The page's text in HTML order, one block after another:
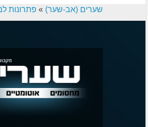
שערים (אב-שער) » פתרונות